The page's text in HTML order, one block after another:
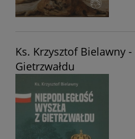
Ks. Krzysztof Bielawny
Gietrzwałdu